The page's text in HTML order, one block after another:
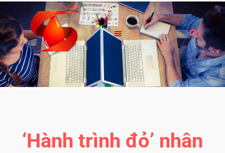
‘Hành trình đỏ’ nhân